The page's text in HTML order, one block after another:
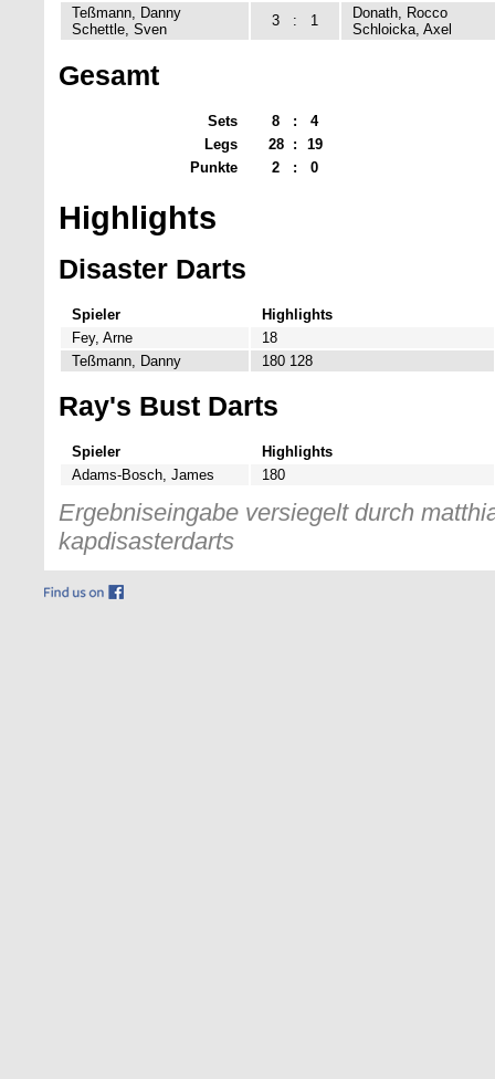
Teßmann, Danny
Schettle, Sven
3 : 1
Donath, Rocco
Schloicka, Axel
Gesamt
Sets 8 :
4
Legs
28 :
19
Punkte
2 : 0
Highlights
Disaster Darts
Spieler
Highlights
Fey, Arne
18
Teßmann, Danny
180 128
Ray's Bust Darts
Spieler
Highlights
Adams-Bosch, James
180
Ergebniseingabe versiegelt durch
kapdisasterdarts